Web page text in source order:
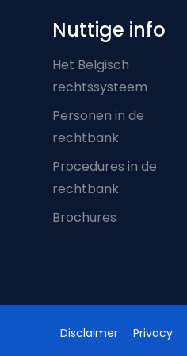
Nuttige info
Het Belgisch
rechtssysteem
Personen in de
rechtbank
Procedures in de
rechtbank
Brochures
Disclaimer Privacy